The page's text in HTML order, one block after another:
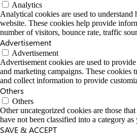
Analytics
Analytical cookies are used to
website. These cookies help provide
number of visitors, bounce rate, traffic
Advertisement
Advertisement
Advertisement cookies are used to
and marketing campaigns. These cookies
and collect information to provide
Others
Others
Other uncategorized cookies are those
have not been classified into a category as
SAVE & ACCEPT